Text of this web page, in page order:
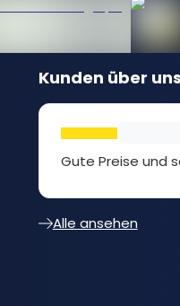
Kunden über uns
Gute Preise und
Alle ansehen